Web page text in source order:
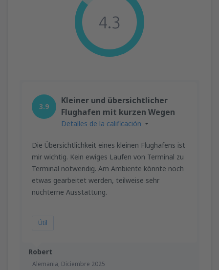
4.3
Robert
Alemania, Diciembre 2025
3.9
Kleiner und übersichtlicher
Flughafen mit kurzen Wegen
Detalles de la calificación
Die Übersichtlichkeit eines kleinen Flughafens ist
mir wichtig. Kein ewiges Laufen von Terminal zu
Terminal notwendig. Am Ambiente könnte noch
etwas gearbeitet werden, teilweise sehr
nüchterne Ausstattung.
Útil